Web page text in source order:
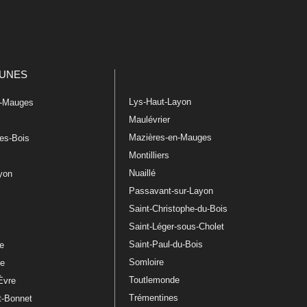
Bois
Bonnet
Lys-Haut-Layon
Maulévrier
Mazières-en-Mauges
Montilliers
Nuaillé
Passavant-sur-Layon
Saint-Christophe-du-Bois
Saint-Léger-sous-Cholet
Saint-Paul-du-Bois
Somloire
Toutlemonde
Trémentines